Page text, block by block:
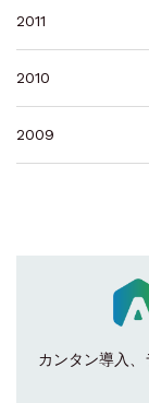
2011
2010
2009
カンタン導入、